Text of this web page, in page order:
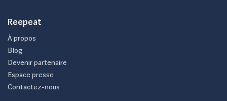
Reepeat
À propos
Blog
Devenir partenaire
Espace presse
Contactez-nous